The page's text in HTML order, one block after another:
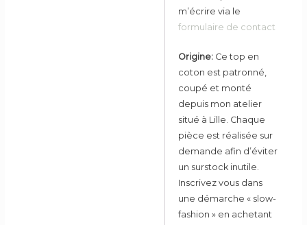
m’écrire via le
formulaire de contact
Origine: Ce top en
coton est patronné,
coupé et monté
depuis mon atelier
situé à Lille. Chaque
pièce est réalisée sur
demande afin d’éviter
un surstock inutile.
Inscrivez vous dans
une démarche « slow-
fashion » en achetant